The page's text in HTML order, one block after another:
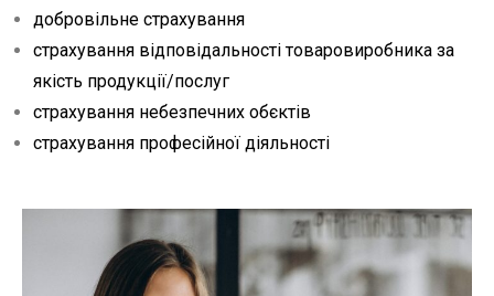
добровільне страхування
страхування відповідальності товаровиробника за
якість продукції/послуг
страхування небезпечних обєктів
страхування професійної діяльності